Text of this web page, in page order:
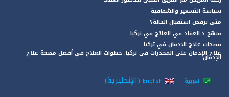
سياسة التسعير والشفافية
متى نرفض استقبال الحالة؟
منهج د.العقاد في العلاج في تركيا
مصحات علاج الادمان في تركيا
علاج الإدمان على المخدرات في تركيا: خطوات العلاج في أفضل مصحة علاج
الإدمان
العربية English
(الإنجليزية)